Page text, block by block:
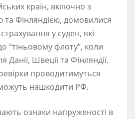
країн, включно з
та Фінляндією, домовилися
у суден, які
“тіньовому флоту”, коли
Данії, Швеції та Фінляндії.
проводитимуться
нашкодити РФ.
ознаки напруженості в